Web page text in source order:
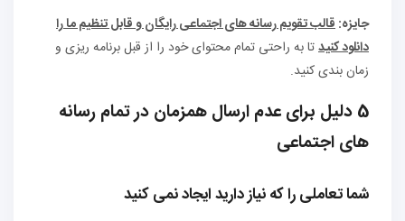
جایزه:قالب تقویم رسانه های اجتماعی رایگان و قابل تنظیم ما را
دانلود کنیدتا به راحتی تمام محتوای خود را از قبل برنامه ریزی و
زمان بندی کنید.
5 دلیل برای عدم ارسال همزمان در تمام رسانه
های اجتماعی
شما تعاملی را که نیاز دارید ایجاد نمی کنید